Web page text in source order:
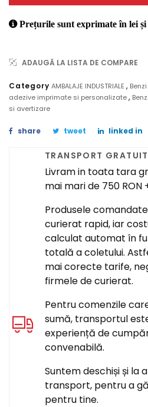
Prețurile sunt exprimate în lei și
ADAUGĂ LA LISTA DE COMPARE
CategoryAMBALAJE INDUSTRIALE,
adezive imprimate si personalizate,
si avertizare
share tweet linked in
TRANSPORT GRATUIT
Livram in toata tara
mai mari de 750 RON
Produsele
curierat rapid, iar
calculat automat în
totală a coletului.
mai corecte tarife,
firmele de curierat.
Pentru comenzile
sumă, transportul
experiență de
convenabilă.
Suntem deschiși și la
transport, pentru a
pentru tine.